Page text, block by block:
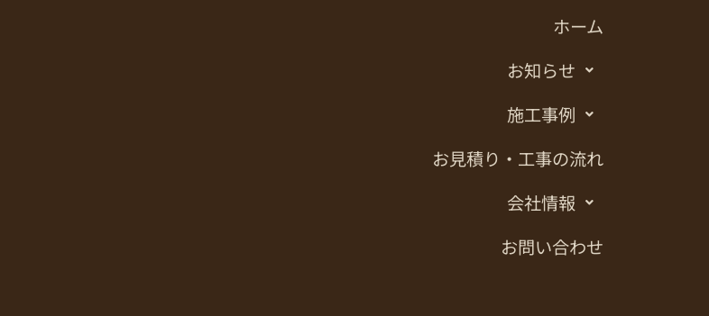
ホーム
お知らせ
施工事例
お見積り・工事の流れ
会社情報
お問い合わせ